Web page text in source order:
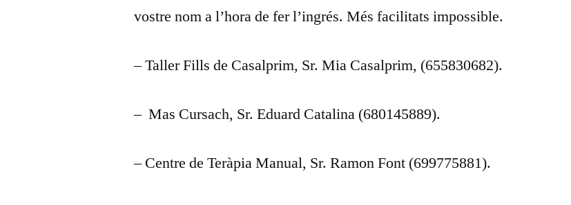
vostre nom a l’hora de fer l’ingrés. Més facilitats impossible.
– Taller Fills de Casalprim, Sr. Mia Casalprim, (655830682).
– Mas Cursach, Sr. Eduard Catalina (680145889).
– Centre de Teràpia Manual, Sr. Ramon Font (699775881).